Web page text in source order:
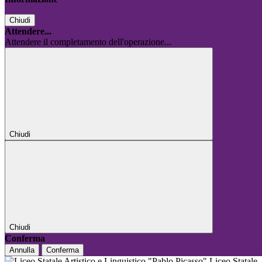
Chiudi
Attendere...
Attendere il completamento dell'operazione...
Chiudi
Chiudi
Conferma
Annulla Conferma